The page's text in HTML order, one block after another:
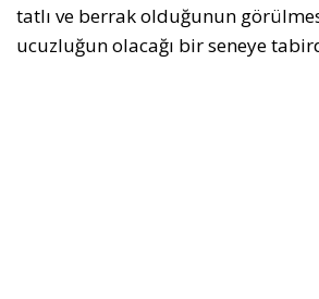
tatlı ve berrak olduğunun
ucuzluğun olacağı bir seneye